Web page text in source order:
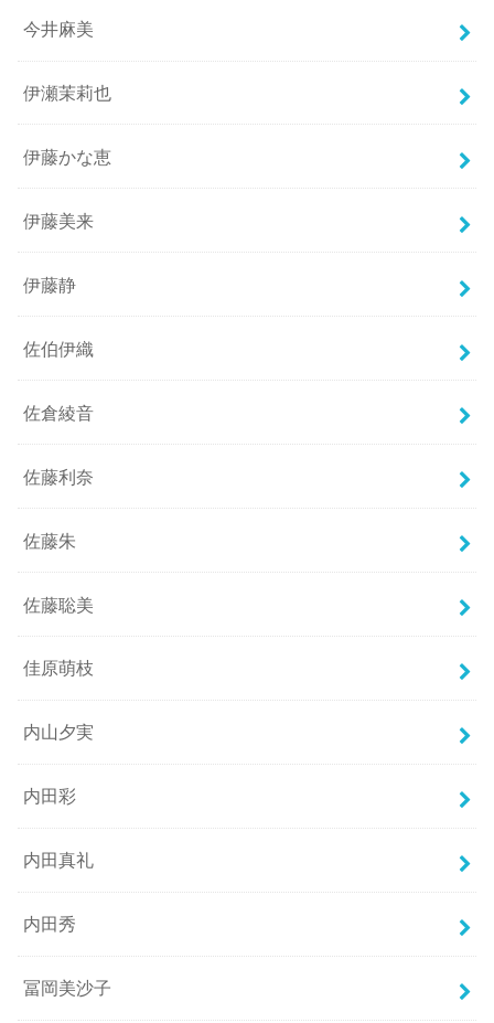
今井麻美
伊瀬茉莉也
伊藤かな恵
伊藤美来
伊藤静
佐伯伊織
佐倉綾音
佐藤利奈
佐藤朱
佐藤聡美
佳原萌枝
内山夕実
内田彩
内田真礼
内田秀
冨岡美沙子